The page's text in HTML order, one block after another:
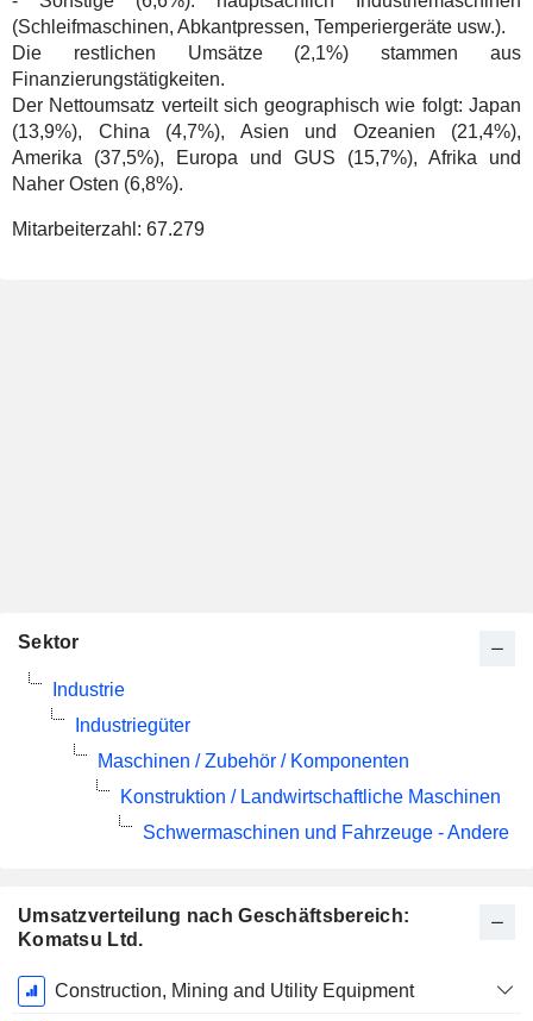
(Schleifmaschinen, Abkantpressen, Temperiergeräte usw.).
Die restlichen Umsätze (2,1%) stammen aus
Finanzierungstätigkeiten.
Der Nettoumsatz verteilt sich geographisch wie folgt: Japan
(13,9%), China (4,7%), Asien und Ozeanien (21,4%),
Amerika (37,5%), Europa und GUS (15,7%), Afrika und
Naher Osten (6,8%).
Mitarbeiterzahl: 67.279
Umsatzverteilung nach Geschäftsbereich:
Komatsu Ltd.
Ende d.
Geschäftsjahres:
Construction, Mining and Utility Equipment
Sektor
Industrie
Industriegüter
Maschinen / Zubehör / Komponenten
Konstruktion / Landwirtschaftliche Maschinen
Schwermaschinen und Fahrzeuge - Andere